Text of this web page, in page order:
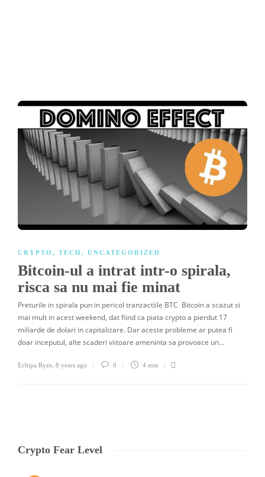
CRYPTO , TECH, UNCATEGORIZED
Bitcoin-ul a intrat intr-o spirala,
risca sa nu mai fie minat
Preturile in spirala pun in pericol tranzactiile BTC Bitcoin a scazut si
mai mult in acest weekend, dat fiind ca piata crypto a pierdut 17
miliarde de dolari in capitalizare. Dar aceste probleme ar putea fi
doar inceputul, alte scaderi viitoare ameninta sa provoace un…
Echipa Ryze 8 years ago 0 4 min
Crypto Fear Level